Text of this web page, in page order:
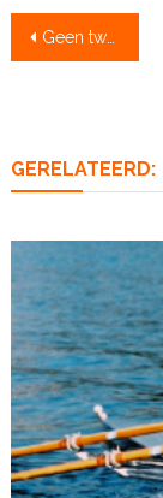
Bericht
Geen tweedejaars dispensatievelden in nieuw wedstrijdprogramma
GERELATEERD: